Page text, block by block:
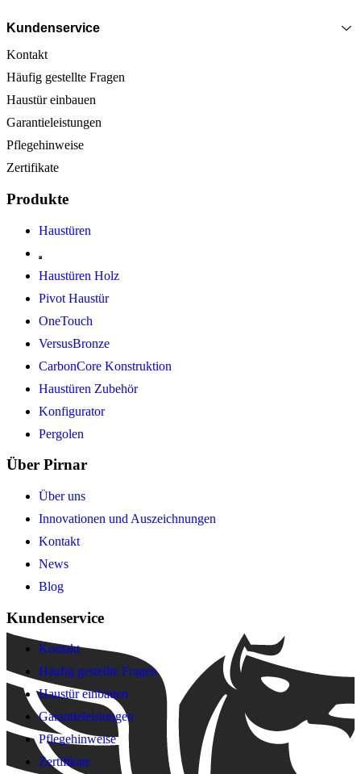
Kundenservice
Kontakt
Häufig gestellte Fragen
Haustür einbauen
Garantieleistungen
Pflegehinweise
Zertifikate
Produkte
Haustüren
Haustüren Holz
Pivot Haustür
OneTouch
VersusBronze
CarbonCore Konstruktion
Haustüren Zubehör
Konfigurator
Pergolen
Über Pirnar
Über uns
Innovationen und Auszeichnungen
Kontakt
News
Blog
Kundenservice
Kontakt
Häufig gestellte Fragen
Haustür einbauen
Garantieleistungen
Pflegehinweise
Zertifikate